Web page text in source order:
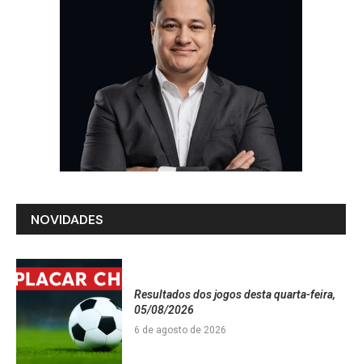
NOVIDADES
Resultados dos jogos desta quarta-feira,
05/08/2026
6 de agosto de 2026